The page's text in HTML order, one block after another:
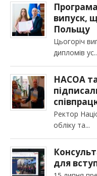
випуск,
Польщу
Цьогоріч
дипломів ус
НАСОА та
Ректор
обліку та
для